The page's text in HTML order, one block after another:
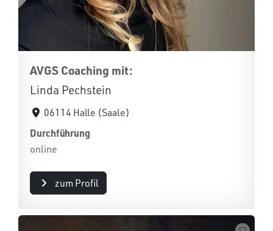
AVGS Coaching mit:
Linda Pechstein
06114 Halle (Saale)
Durchführung
online
zum Profil